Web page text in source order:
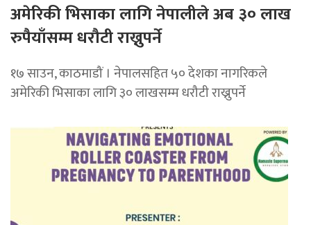
अमेरिकी भिसाका लागि नेपालीले अब ३० लाख
रुपैयाँसम्म धरौटी राख्नुपर्ने
१७ साउन, काठमाडौं । नेपालसहित ५० देशका नागरिकले
अमेरिकी भिसाका लागि ३० लाखसम्म धरौटी राख्नुपर्ने